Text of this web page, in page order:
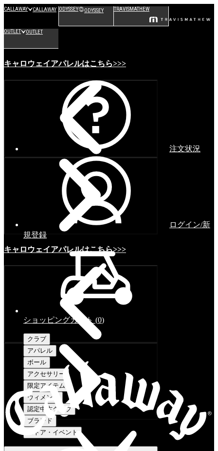
CALLAWAY CALLAWAY ODYSSEY ODYSSEY TRAVISMATHEW
OUTLET OUTLET
キャロウェイアパレルはこちら>>>
キャロウェイアパレルはこちら>>>
注文状況
ログイン/新
規登録
ショッピングカート (0)
クラブ
アパレル
ボール
アクセサリー
限定アイテム
ウィメンズ
認定中古クラブ
ブランド
ストア・イベント